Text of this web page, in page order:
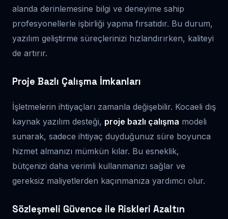
alanda derinlemesine bilgi ve deneyime sahip
profesyonellerle işbirliği yapma fırsatıdır. Bu durum,
yazılım geliştirme süreçlerinizi hızlandırırken, kaliteyi
de artırır.
Proje Bazlı Çalışma İmkanları
İşletmelerin ihtiyaçları zamanla değişebilir. Kocaeli dış
kaynak yazılım desteği, proje bazlı çalışma modeli
sunarak, sadece ihtiyaç duyduğunuz süre boyunca
hizmet almanızı mümkün kılar. Bu esneklik,
bütçenizi daha verimli kullanmanızı sağlar ve
gereksiz maliyetlerden kaçınmanıza yardımcı olur.
Sözleşmeli Güvence ile Riskleri Azaltın